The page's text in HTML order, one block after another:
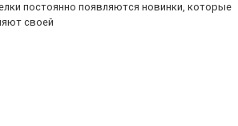
постоянно появляются новинки, которые
своей